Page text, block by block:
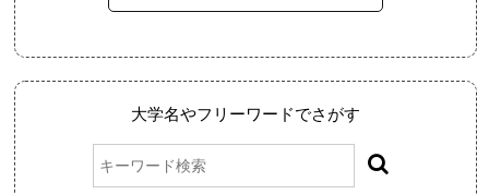
大学名やフリーワードでさがす